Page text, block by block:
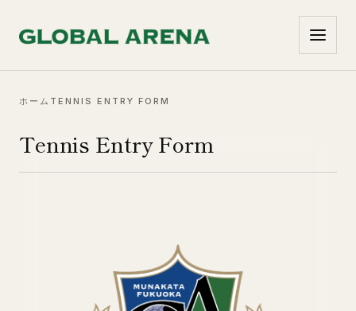
ホーム TENNIS ENTRY FORM
Tennis Entry Form